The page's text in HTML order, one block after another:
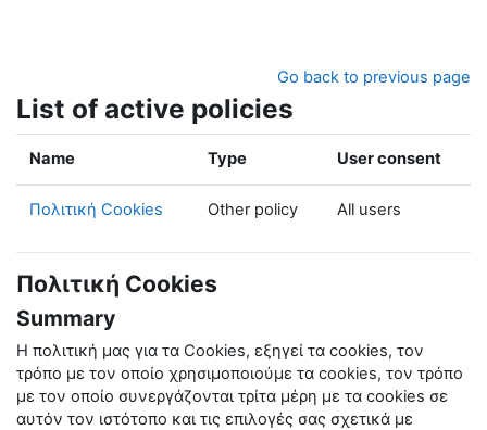
Go back to previous page
List of active policies
Name Type User consent
Πολιτική Cookies Other policy All users
Πολιτική Cookies
Summary
Η πολιτική μας για τα Cookies, εξηγεί τα cookies, τον
τρόπο με τον οποίο χρησιμοποιούμε τα cookies, τον τρόπο
με τον οποίο συνεργάζονται τρίτα μέρη με τα cookies σε
αυτόν τον ιστότοπο και τις επιλογές σας σχετικά με